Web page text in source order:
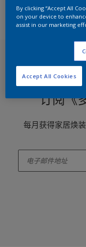
TP018-220013 产品
阿克苏温室气体第三方
订阅《
每月获得家居焕
By clicking “Accept All
on your device to
assist in our marketing
Accept All Cookies